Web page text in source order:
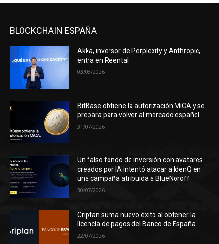
BLOCKCHAIN ESPAÑA
Akka, inversor de Perplexity y Anthropic,
entra en Reental
03/08/2026
BitBase obtiene la autorización MiCA y se
prepara para volver al mercado español
31/07/2026
Un falso fondo de inversión con avatares
creados por IA intentó atacar a IdenQ en
una campaña atribuida a BlueNoroff
30/07/2026
Criptan suma nuevo éxito al obtener la
licencia de pagos del Banco de España
22/07/2026